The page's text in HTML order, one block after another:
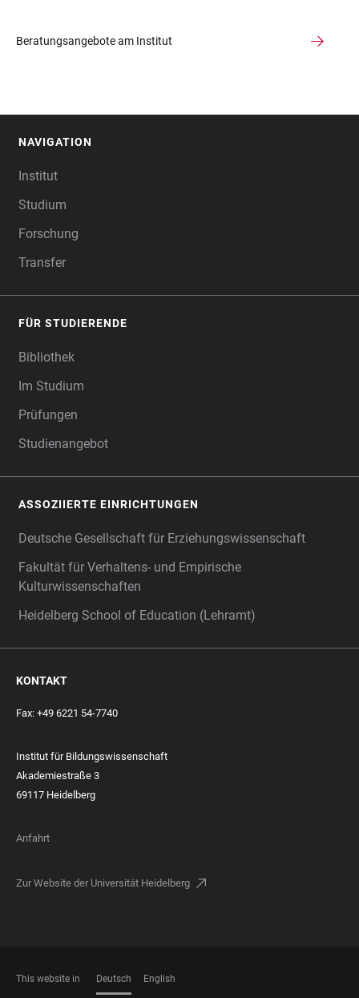
Beratungsangebote am Institut
NAVIGATION
Institut
Studium
Forschung
Transfer
FÜR STUDIERENDE
Bibliothek
Im Studium
Prüfungen
Studienangebot
ASSOZIIERTE EINRICHTUNGEN
Deutsche Gesellschaft für Erziehungswissenschaft
Fakultät für Verhaltens- und Empirische
Kulturwissenschaften
Heidelberg School of Education (Lehramt)
KONTAKT
Fax: +49 6221 54-7740
Institut für Bildungswissenschaft
Akademiestraße 3
69117 Heidelberg
Anfahrt
Zur Website der Universität Heidelberg
This website in Deutsch English